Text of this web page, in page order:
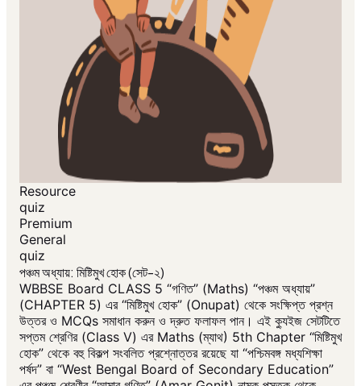
Resource
quiz
Premium
General
quiz
পঞ্চম অধ্যায়: মিষ্টিমুখ হোক (সেট-২)
WBBSE Board CLASS 5 “গণিত” (Maths) “পঞ্চম অধ্যায়”
(CHAPTER 5) এর “মিষ্টিমুখ হোক” (Onupat) থেকে সংক্ষিপ্ত প্রশ্ন
উত্তর ও MCQs সমাধান করুন ও দ্রুত ফলাফল পান। এই ক্যুইজ সেটটিতে
সপ্তম শ্রেণির (Class V) এর Maths (ম্যাথ) 5th Chapter “মিষ্টিমুখ
হোক” থেকে বহু বিকল্প সংবলিত প্রশ্নোত্তর রয়েছে যা “পশ্চিমবঙ্গ মধ্যশিক্ষা
পর্ষদ” বা “West Bengal Board of Secondary Education”